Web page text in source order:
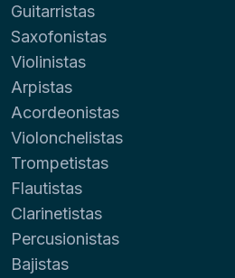
Guitarristas
Saxofonistas
Violinistas
Arpistas
Acordeonistas
Violonchelistas
Trompetistas
Flautistas
Clarinetistas
Percusionistas
Bajistas